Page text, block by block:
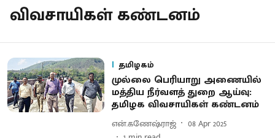
விவசாயிகள் கண்டனம்
தமிழகம்
முல்லை பெரியாறு அணையில்
மத்திய நீர்வளத் துறை ஆய்வு:
தமிழக விவசாயிகள் கண்டனம்
என்.கணேஷ்ராஜ்
08 Apr 2025